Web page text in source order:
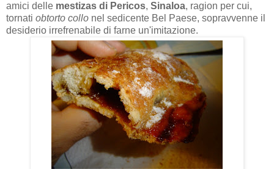
amici delle mestizas di Pericos, Sinaloa, ragion per cui,
tornati obtorto collo nel sedicente Bel Paese, sopravvenne il
desiderio irrefrenabile di farne un'imitazione.